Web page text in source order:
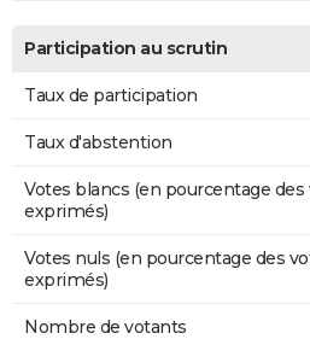
Participation au scrutin
Taux de participation
Taux d'abstention
Votes blancs (en pourcentage des
exprimés)
Votes nuls (en pourcentage des
exprimés)
Nombre de votants